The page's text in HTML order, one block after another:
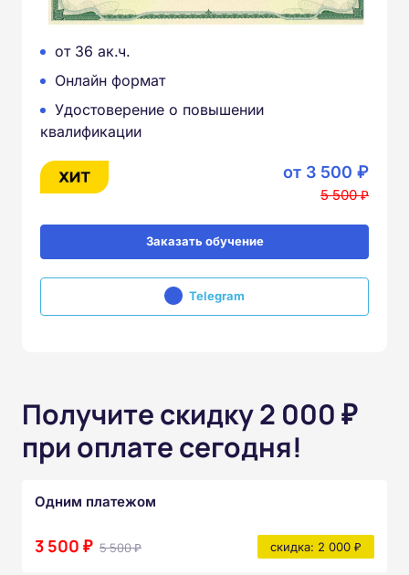
от 36 ак.ч.
Онлайн формат
Удостоверение о повышении
квалификации
от 3 500 ₽
5 500 ₽
Заказать обучение
Telegram
Получите скидку 2 000 ₽
при оплате сегодня!
Одним платежом
3 500 ₽ 5 500 ₽ скидка: 2 000 ₽